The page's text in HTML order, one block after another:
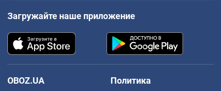
Загружайте наше приложение
OBOZ.UA
Политика